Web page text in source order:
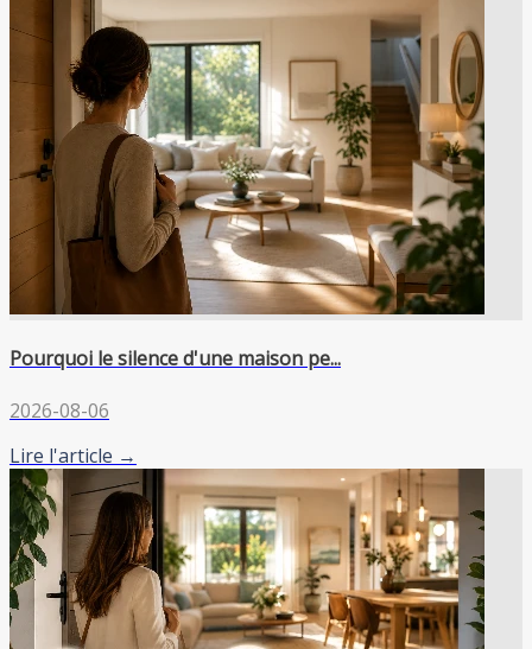
Pourquoi le silence d'une maison pe...
2026-08-06
Lire l'article →